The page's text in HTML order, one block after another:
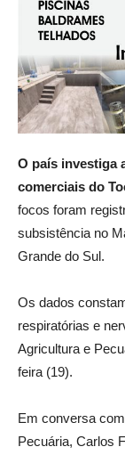
O país investiga
comerciais do
focos foram
subsistência no
Grande do Sul.
Os dados
respiratórias e
Agricultura e
feira (19).
Em conversa
Pecuária, Carlos